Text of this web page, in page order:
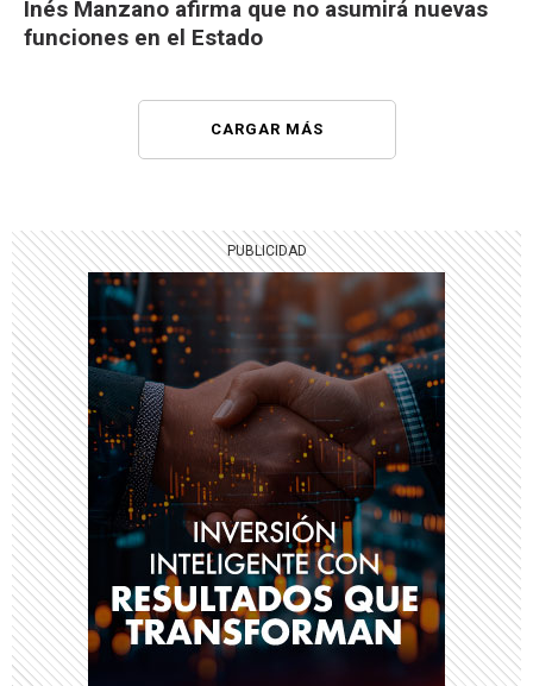
Inés Manzano afirma que no asumirá nuevas
funciones en el Estado
CARGAR MÁS